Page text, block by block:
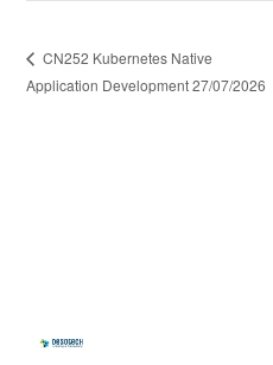
CN252 Kubernetes Native
Application Development 27/07/2026